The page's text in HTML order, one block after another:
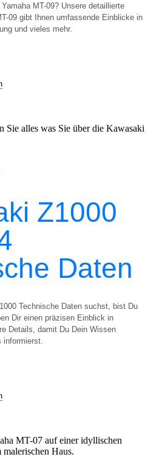
MT-09? Unsere detaillierte
09 gibt Ihnen umfassende Einblicke in
und vieles mehr.
Z1000
Daten
Technische Daten suchst, bist Du
Dir einen präzisen Einblick in
Details, damit Du Dein Wissen